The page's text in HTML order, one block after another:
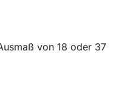
von 18 oder 37